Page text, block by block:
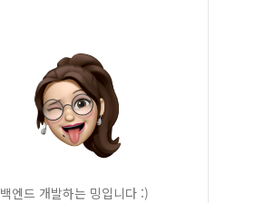
백엔드 개발하는 밍입니다 :)